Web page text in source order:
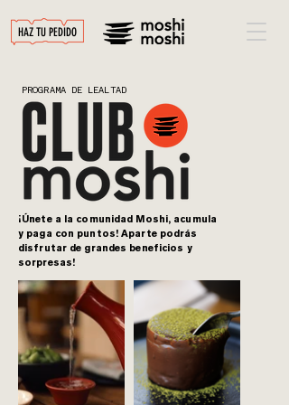
HAZ TU PEDIDO
PROGRAMA DE LEALTAD
¡Únete a la comunidad Moshi, acumula
y paga con puntos! Aparte podrás
disfrutar de grandes beneficios y
sorpresas!